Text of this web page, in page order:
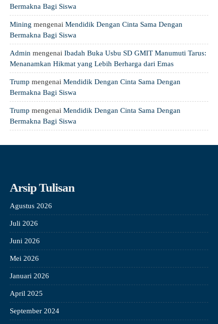
Bermakna Bagi Siswa
Mining mengenai Mendidik Dengan Cinta Sama Dengan
Bermakna Bagi Siswa
Admin mengenai Ibadah Buka Usbu SD GMIT Manumuti Tarus:
Menanamkan Hikmat yang Lebih Berharga dari Emas
Trump mengenai Mendidik Dengan Cinta Sama Dengan
Bermakna Bagi Siswa
Trump mengenai Mendidik Dengan Cinta Sama Dengan
Bermakna Bagi Siswa
Arsip Tulisan
Agustus 2026
Juli 2026
Juni 2026
Mei 2026
Januari 2026
April 2025
September 2024